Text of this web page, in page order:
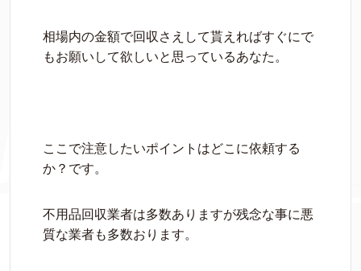
相場内の金額で回収さえして貰えればすぐにで
もお願いして欲しいと思っているあなた。
ここで注意したいポイントはどこに依頼する
か？です。
不用品回収業者は多数ありますが残念な事に悪
質な業者も多数おります。